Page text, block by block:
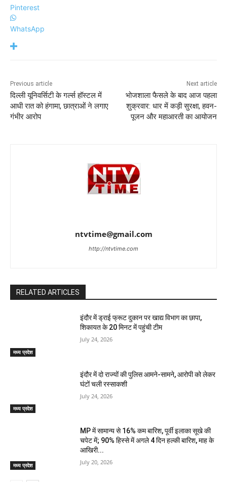
Pinterest
WhatsApp
Previous article
दिल्ली यूनिवर्सिटी के गर्ल्स हॉस्टल में
आधी रात को हंगामा, छात्राओं ने लगाए
गंभीर आरोप
Next article
भोजशाला फैसले के बाद आज पहला
शुक्रवार: धार में कड़ी सुरक्षा, हवन-
पूजन और महाआरती का आयोजन
ntvtime@gmail.com
http://ntvtime.com
RELATED ARTICLES
मध्य प्रदेश
इंदौर में ड्राई फ्रूट दुकान पर खाद्य विभाग का छापा,
शिकायत के 20 मिनट में पहुंची टीम
July 24, 2026
मध्य प्रदेश
इंदौर में दो राज्यों की पुलिस आमने-सामने, आरोपी को लेकर
घंटों चली रस्साकशी
July 24, 2026
मध्य प्रदेश
MP में सामान्य से 16% कम बारिश, पूर्वी इलाका सूखे की
चपेट में; 90% हिस्से में अगले 4 दिन हल्की बारिश, माह के
आखिरी...
July 20, 2026